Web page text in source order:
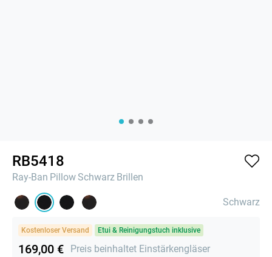
RB5418
Ray-Ban Pillow Schwarz Brillen
Schwarz
Kostenloser Versand Etui & Reinigungstuch inklusive
169,00 € Preis beinhaltet Einstärkengläser